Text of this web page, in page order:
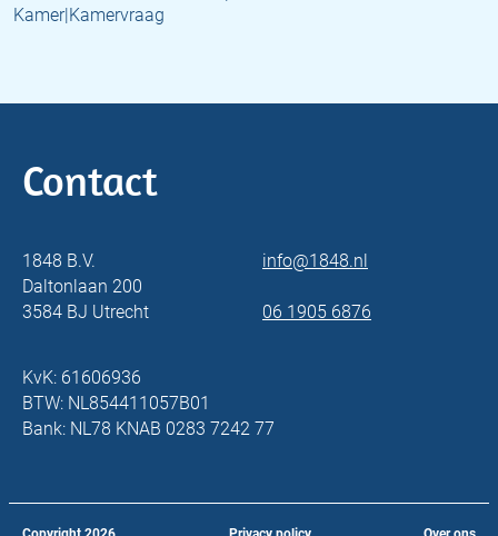
Kamer|Kamervraag
Contact
1848 B.V.
Daltonlaan 200
3584 BJ Utrecht
info@1848.nl
06 1905 6876
KvK: 61606936
BTW: NL854411057B01
Bank: NL78 KNAB 0283 7242 77